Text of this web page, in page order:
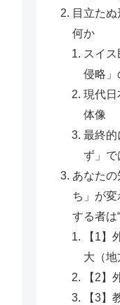
目立た
何か
スイ
侵略
現代日
体像
最終的
ず」で
あなた
ち」が
する者は
【1
大（地
【2
【3】